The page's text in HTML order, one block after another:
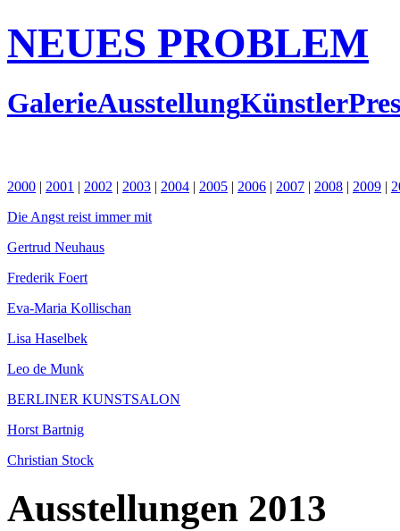
NEUES PROBLEM
GalerieAusstellungKünstler
2000 | 2001 | 2002 | 2003 | 2004 | 2005 | 2006 | 2007 | 2008 | 2009 |
Die Angst reist immer mit
Gertrud Neuhaus
Frederik Foert
Eva-Maria Kollischan
Lisa Haselbek
Leo de Munk
BERLINER KUNSTSALON
Horst Bartnig
Christian Stock
Ausstellungen 2013